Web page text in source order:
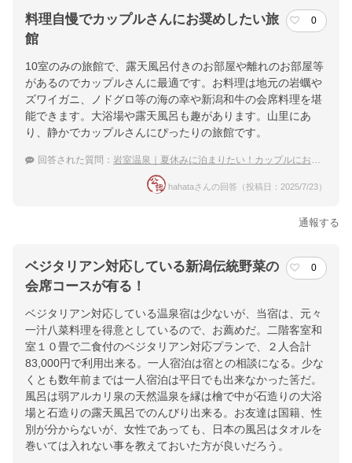
料理自慢でカップルさんにお奨めしたい旅
館
0
10室のみの旅館で、露天風呂付きのお部屋や離れのお部屋等
があるのでカップルさんに最適です。お料理は地元の岩蠣や
ズワイガニ、ノドグロ等の海の幸や新潟和牛の会席料理を堪
能できます。大浴場や露天風呂も趣があります。山里にあ
り、静かでカップルさんにぴったりの旅館です。
回答された質問： 岩室温泉｜夏休みに泊まりたい！カップルにおすすめの宿は？
hahataさんの回答（投稿日：2025/7/23）
通報する
ベジタリアン対応している新潟伝統野菜の
会席コースが有る！
0
ベジタリアン対応している温泉宿は少ないが、当宿は、元々
一汁八菜料理を得意としているので、お薦めだ。二階客室和
室１０畳で二食付のベジタリアン対応プランで、２人合計
83,000円で利用出来る。一人宿泊は宿との相談になる。少な
くとも数年前までは一人宿泊は平日でも出来なかった筈だ。
風呂は弱アルカリ泉の天然温泉を縁は檜で中が石造りの大浴
場と石造りの露天風呂でのんびり出来る。お友達は国籍、性
別が分からないが、女性であっても、日本の風呂はタオルを
巻いては入れない事を教えておいた方が良いだろう。